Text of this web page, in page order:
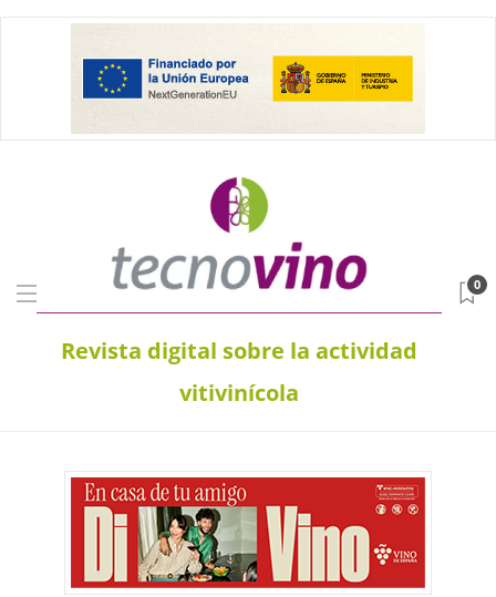
Revista digital sobre la actividad
vitivinícola
0